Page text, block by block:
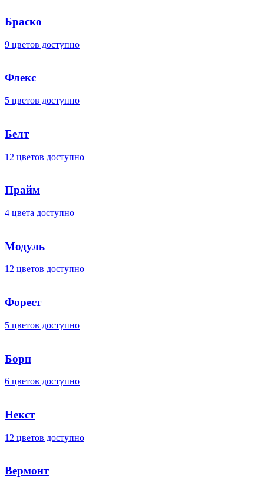
Браско
9 цветов доступно
Флекс
5 цветов доступно
Белт
12 цветов доступно
Прайм
4 цвета доступно
Модуль
12 цветов доступно
Форест
5 цветов доступно
Борн
6 цветов доступно
Некст
12 цветов доступно
Вермонт